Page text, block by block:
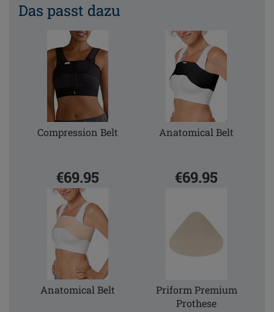
Das passt dazu
Compression Belt
€69.95
Anatomical Belt
€69.95
Anatomical Belt
Priform Premium
Prothese